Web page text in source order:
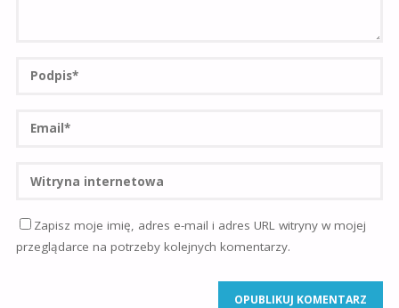
Zapisz moje imię, adres e-mail i adres URL witryny w mojej
przeglądarce na potrzeby kolejnych komentarzy.